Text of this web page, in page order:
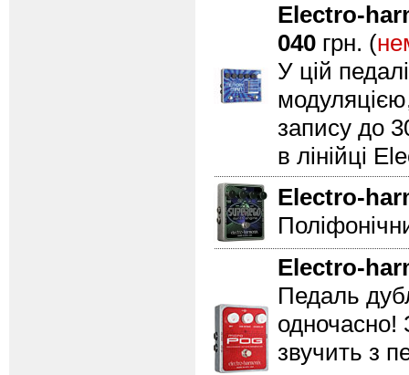
Electro-
040 грн. (
У цій
запису до
в лінійці
Electro-
Electro-
Педаль
одночасно!
звучить з